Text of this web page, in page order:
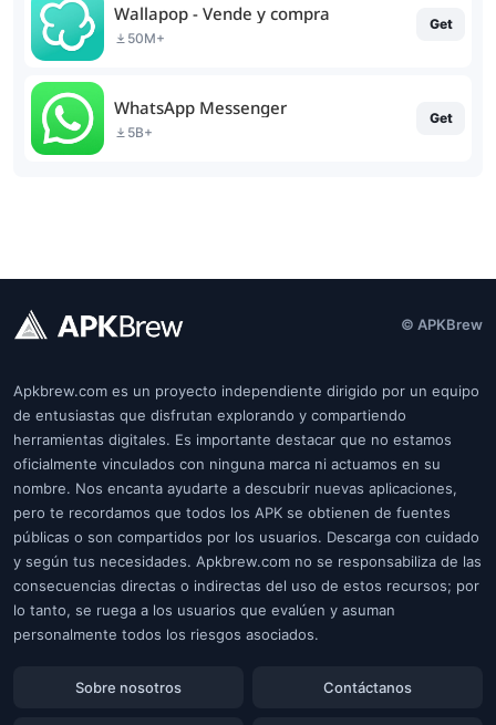
Wallapop - Vende y compra
50M+
Get
WhatsApp Messenger
5B+
Get
© APKBrew
Apkbrew.com es un proyecto independiente dirigido por un equipo
de entusiastas que disfrutan explorando y compartiendo
herramientas digitales. Es importante destacar que no estamos
oficialmente vinculados con ninguna marca ni actuamos en su
nombre. Nos encanta ayudarte a descubrir nuevas aplicaciones,
pero te recordamos que todos los APK se obtienen de fuentes
públicas o son compartidos por los usuarios. Descarga con cuidado
y según tus necesidades. Apkbrew.com no se responsabiliza de las
consecuencias directas o indirectas del uso de estos recursos; por
lo tanto, se ruega a los usuarios que evalúen y asuman
personalmente todos los riesgos asociados.
Sobre nosotros Contáctanos